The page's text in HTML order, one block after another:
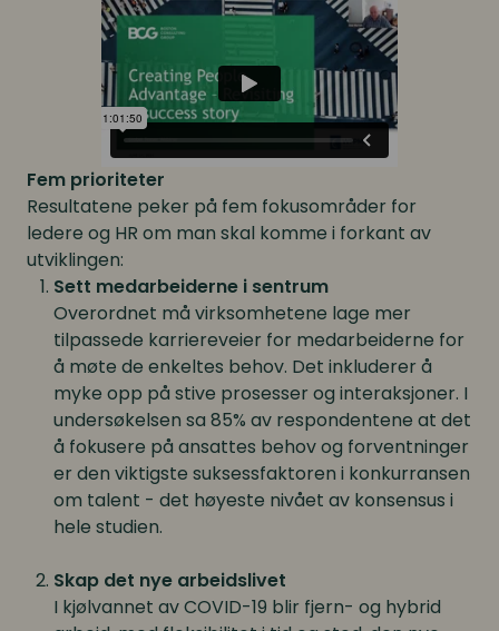
Fem prioriteter
Resultatene peker på fem fokusområder for
ledere og HR om man skal komme i forkant av
utviklingen:
Sett medarbeiderne i sentrum
Overordnet må virksomhetene lage mer
tilpassede karriereveier for medarbeiderne for
å møte de enkeltes behov. Det inkluderer å
myke opp på stive prosesser og interaksjoner. I
undersøkelsen sa 85% av respondentene at det
å fokusere på ansattes behov og forventninger
er den viktigste suksessfaktoren i konkurransen
om talent - det høyeste nivået av konsensus i
hele studien.
Skap det nye arbeidslivet
I kjølvannet av COVID-19 blir fjern- og hybrid